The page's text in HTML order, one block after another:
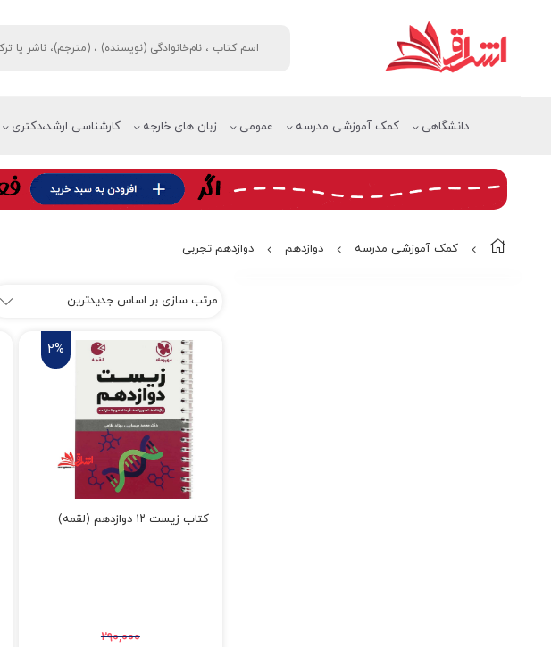
دانشگاهی زبان های خارجه عمومی کارشناسی ارشد،دکتری کمک آموزشی مدرسه
کمک آموزشی مدرسه دوازدهم دوازدهم تجربی
2%
کتاب زیست ۱۲ دوازدهم (لقمه)
۲۹۰,۰۰۰